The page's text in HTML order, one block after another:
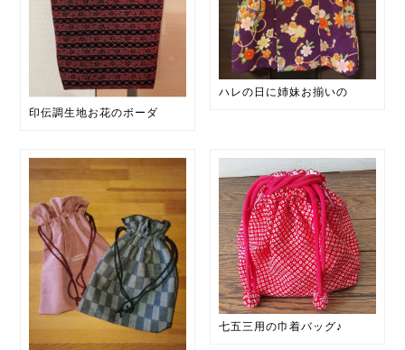
印伝調生地お花のボーダ
ハレの日に姉妹お揃いの
七五三用の巾着バッグ♪